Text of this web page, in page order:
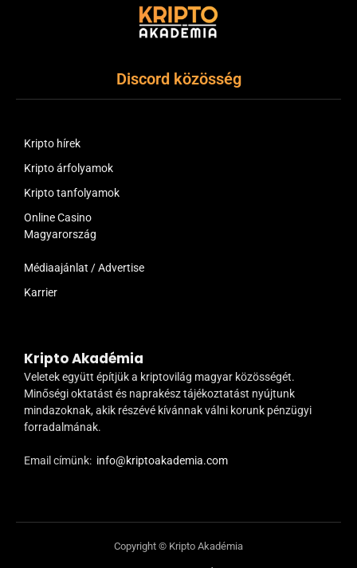
Discord közösség
Kripto hírek
Kripto árfolyamok
Kripto tanfolyamok
Online Casino
Magyarország
Médiaajánlat / Advertise
Karrier
Kripto Akadémia
Veletek együtt építjük a kriptovilág magyar közösségét.
Minőségi oktatást és naprakész tájékoztatást nyújtunk
mindazoknak, akik részévé kívánnak válni korunk pénzügyi
forradalmának.
Email címünk: info@kriptoakademia.com
Copyright © Kripto Akadémia